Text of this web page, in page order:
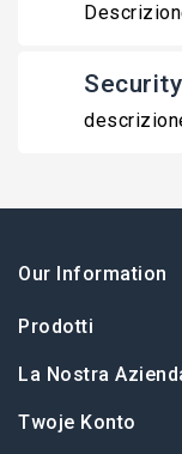
Our Information
Prodotti
La Nostra
Twoje Konto